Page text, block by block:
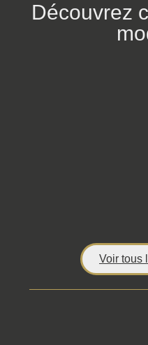
Découvrez
Voir tous